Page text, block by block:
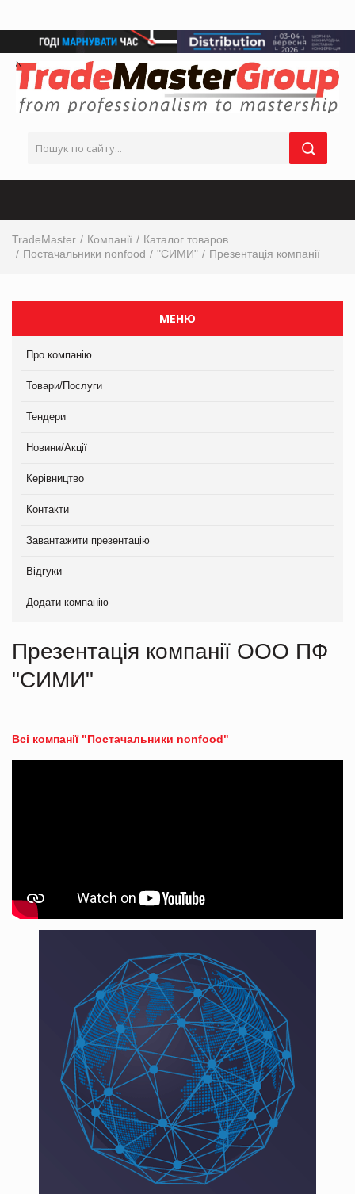
TradeMaster Компанії
Каталог товаров
Постачальники nonfood
"СИМИ" Презентація компанії
МЕНЮ
Про компанію
Товари/Послуги
Тендери
Новини/Акції
Керівництво
Контакти
Завантажити презентацію
Відгуки
Додати компанію
Презентація компанії ООО ПФ
"СИМИ"
Всі компанії "Постачальники nonfood"